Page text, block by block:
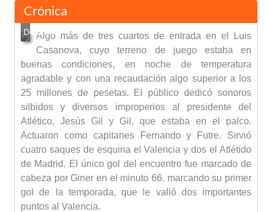
Crónica
Algo más de tres cuartos de entrada en el Luis
Casanova, cuyo terreno de juego estaba en
buenas condiciones, en noche de temperatura
agradable y con una recaudación algo superior a los
25 millones de pesetas. El público dedicó sonoros
silbidos y diversos improperios al presidente del
Atlético, Jesús Gil y Gil, que estaba en el palco.
Actuaron como capitanes Fernando y Futre. Sirvió
cuatro saques de esquina el Valencia y dos el Atlétido
de Madrid. El único gol del encuentro fue marcado de
cabeza por Giner en el minuto 66, marcando su primer
gol de la temporada, que le valió dos importantes
puntos al Valencia.